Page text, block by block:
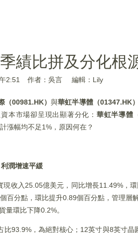
績比拼及分化根
2:51 作者：吳言 編輯：Lily
（00981.HK）與華虹半導體（01347.HK
本市場卻呈現出顯著分化： 華虹半導體
漲幅均不足1%，原因何在？
潤增速平緩
現收入25.05億美元，同比增長11.49%，
百分點，環比提升0.89個百分點，管理
量環比下降0.2%。
比93.9%，為絕對核心；12英寸與8英寸